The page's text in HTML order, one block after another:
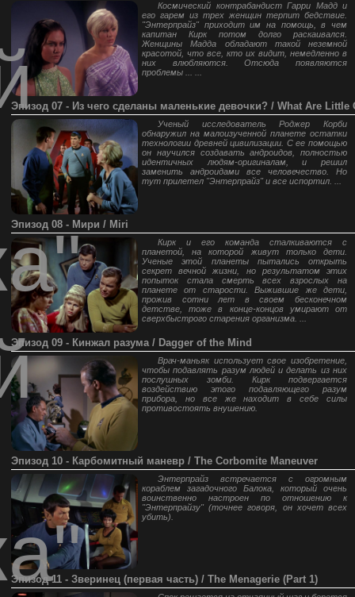
Космический контрабандист Гарри Мадд и
его гарем из трех женщин терпит бедствие.
"Энтерпрайз" приходит им на помощь, в чем
капитан Кирк потом долго раскаивался.
Женщины Мадда обладают такой неземной
красотой, что все, кто их видит, немедленно в
них влюбляются. Отсюда появляются
проблемы ... ...
Эпизод 07 - Из чего сделаны маленькие девочки? / What Are Little
Ученый исследователь Роджер Корби
обнаружил на малоизученной планете остатки
технологии древней цивилизации. С ее помощью
он научился создавать андроидов, полностью
идентичных людям-оригиналам, и решил
заменить андроидами все человечество. Но
тут прилетел "Энтерпрайз" и все испортил. ...
Эпизод 08 - Мири / Miri
Кирк и его команда сталкиваются с
планетой, на которой живут только дети.
Ученые этой планеты пытались открыть
секрет вечной жизни, но результатом этих
попыток стала смерть всех взрослых на
планете от старости. Выжившие же дети,
прожив сотни лет в своем бесконечном
детстве, тоже в конце-концов умирают от
сверхбыстрого старения организма. ...
Эпизод 09 - Кинжал разума / Dagger of the Mind
Врач-маньяк использует свое изобретение,
чтобы подавлять разум людей и делать из них
послушных зомби. Кирк подвергается
воздействию этого подавляющего разум
прибора, но все же находит в себе силы
противостоять внушению.
Эпизод 10 - Карбомитный маневр / The Corbomite Maneuver
Энтерпрайз встречается с огромным
кораблем загадочного Балока, который очень
воинственно настроен по отношению к
"Энтерпрайзу" (точнее говоря, он хочет всех
убить).
Эпизод 11 - Зверинец (первая часть) / The Menagerie (Part 1)